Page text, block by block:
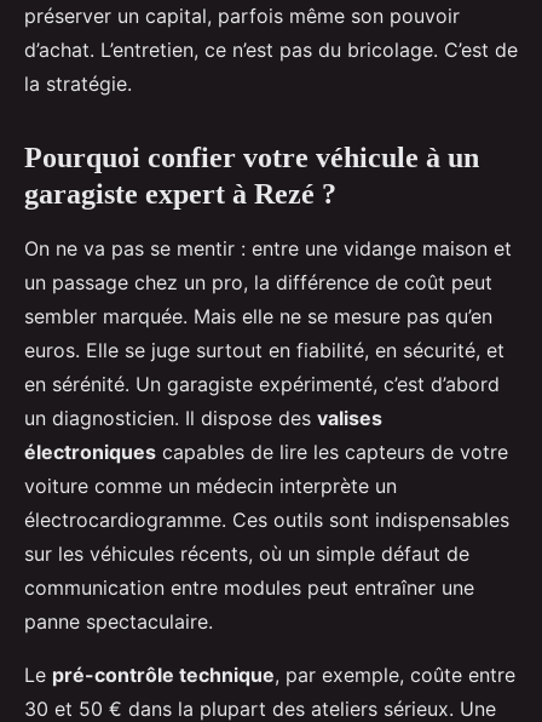
préserver un capital, parfois même son pouvoir
d’achat. L’entretien, ce n’est pas du bricolage. C’est de
la stratégie.
Pourquoi confier votre véhicule à un
garagiste expert à Rezé ?
On ne va pas se mentir : entre une vidange maison et
un passage chez un pro, la différence de coût peut
sembler marquée. Mais elle ne se mesure pas qu’en
euros. Elle se juge surtout en fiabilité, en sécurité, et
en sérénité. Un garagiste expérimenté, c’est d’abord
un diagnosticien. Il dispose des valises
électroniques capables de lire les capteurs de votre
voiture comme un médecin interprète un
électrocardiogramme. Ces outils sont indispensables
sur les véhicules récents, où un simple défaut de
communication entre modules peut entraîner une
panne spectaculaire.
Le pré-contrôle technique, par exemple, coûte entre
30 et 50 € dans la plupart des ateliers sérieux. Une